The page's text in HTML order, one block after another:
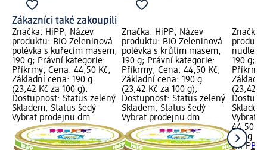
Zákazníci také zakoupili
Značka: HiPP; Název
produktu: BIO Zeleninová
polévka s kuřecím masem,
190 g; Právní kategorie:
Příkrmy; Cena: 44,50 Kč;
Základní cena: 190 g
(23,42 Kč za 100 g);
Dostupnost: Status zelený
Skladem, Status šedý
Vybrat prodejnu dm
Značka: HiPP; Název
produktu: BIO Zeleninová
polévka s krůtím masem,
190 g; Právní kategorie:
Příkrmy; Cena: 44,50 Kč;
Základní cena: 190 g
(23,42 Kč za 100 g);
Dostupnost: Status zelený
Skladem, Status šedý
Vybrat prodejnu dm
Značka:
nudlemi
190 g;
Základní
(23,42
Vybrat
44,50 Kč
190 g
HiPP